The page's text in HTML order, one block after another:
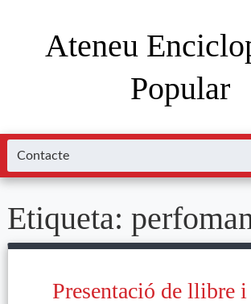
Ateneu
Popular
Etiqueta:
Presentació de llibre